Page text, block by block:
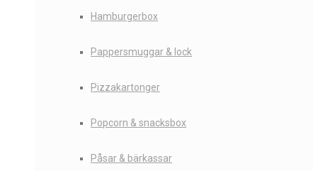
Hamburgerbox
Pappersmuggar & lock
Pizzakartonger
Popcorn & snacksbox
Påsar & bärkassar